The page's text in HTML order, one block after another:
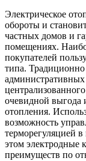
Электрическое
обороты и
частных домов и
помещениях.
покупателей
типа.
очевидной выгода
отопления.
возможность
терморегуляцией
этом электродные
преимуществ по